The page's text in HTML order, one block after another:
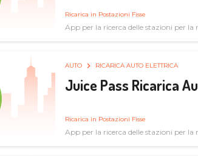
Ricarica in Postazioni Fisse
App per la ricerca delle stazioni per la
AUTO RICARICA AUTO ELETTRICA
Juice Pass Ricarica
Ricarica in Postazioni Fisse
App per la ricerca delle stazioni per la